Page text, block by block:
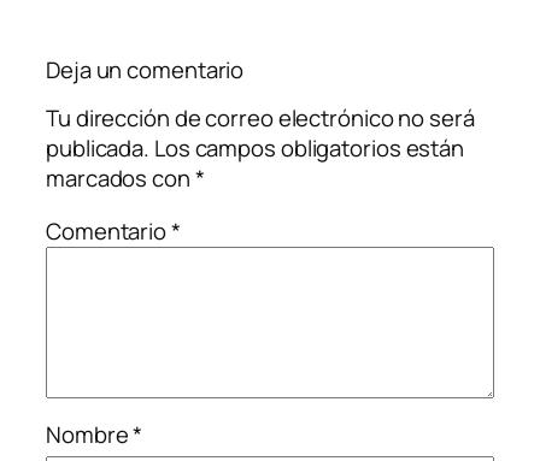
Deja un comentario
Tu dirección de correo electrónico no será
publicada. Los campos obligatorios están
marcados con*
Comentario*
Nombre*